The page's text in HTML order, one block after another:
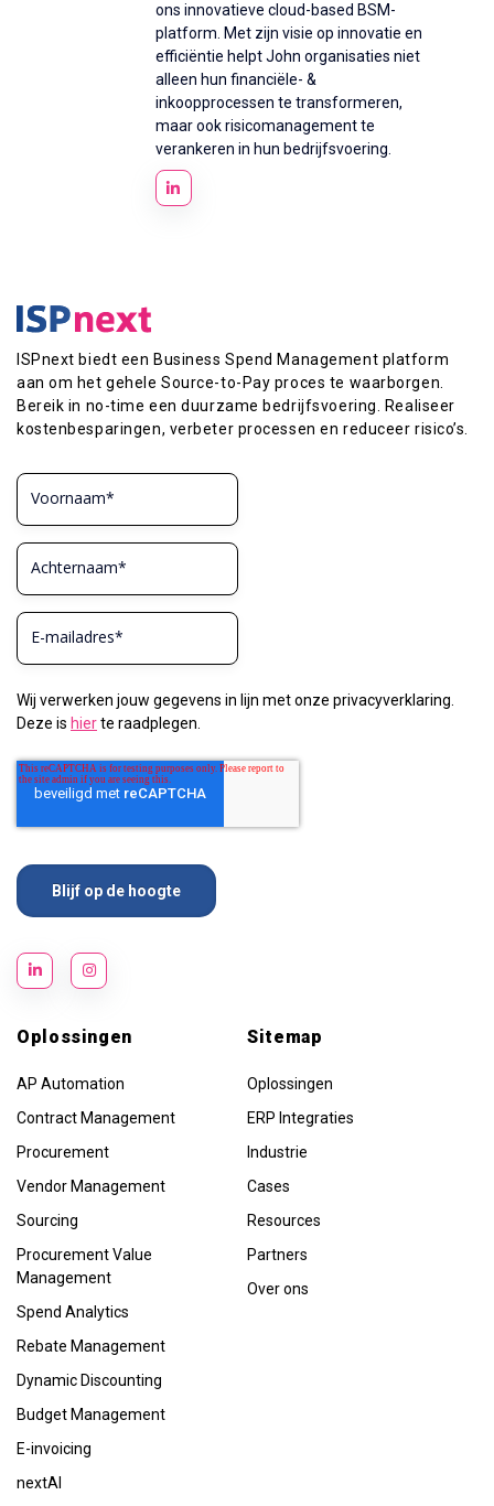
ons innovatieve cloud-based BSM-
platform. Met zijn visie op innovatie en
efficiëntie helpt John organisaties niet
alleen hun financiële- &
inkoopprocessen te transformeren,
maar ook risicomanagement te
verankeren in hun bedrijfsvoering.
ISPnext biedt een Business Spend Management platform
aan om het gehele Source-to-Pay proces te waarborgen.
Bereik in no-time een duurzame bedrijfsvoering. Realiseer
kostenbesparingen, verbeter processen en reduceer risico’s.
Wij verwerken jouw gegevens in lijn met onze privacyverklaring.
Deze is hierte raadplegen.
Oplossingen
AP Automation
Contract Management
Procurement
Vendor Management
Sourcing
Procurement Value
Management
Spend Analytics
Rebate Management
Dynamic Discounting
Budget Management
E-invoicing
nextAI
Sitemap
Oplossingen
ERP Integraties
Industrie
Cases
Resources
Partners
Over ons